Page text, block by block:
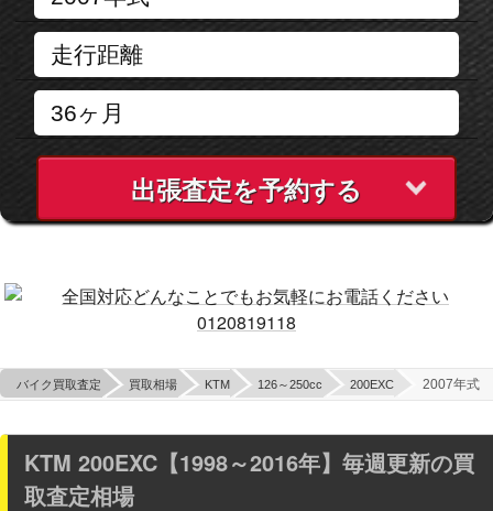
出張査定を予約する
バイク買取査定 買取相場 KTM 126～250cc 200EXC 2007年式
KTM 200EXC【1998～2016年】毎週更新の買
取査定相場